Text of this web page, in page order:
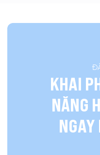
KHAI
NĂNG